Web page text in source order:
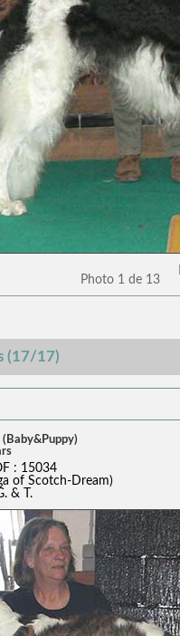
Photo 1 de 13
(17/17)
: 15034
of Scotch-Dream)
& T.